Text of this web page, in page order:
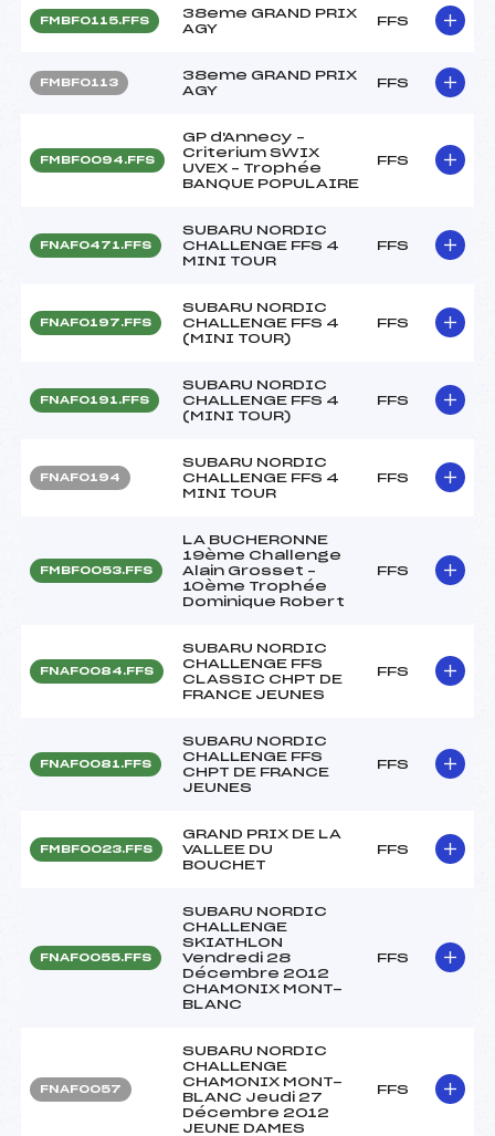
FMBF0115.FFS
38eme GRAND PRIX
AGY
FFS
FMBF0113
38eme GRAND PRIX
AGY
FFS
FMBF0094.FFS
GP d'Annecy –
Criterium SWIX
UVEX – Trophée
BANQUE POPULAIRE
FFS
FNAF0471.FFS
SUBARU NORDIC
CHALLENGE FFS 4
MINI TOUR
FFS
FNAF0197.FFS
SUBARU NORDIC
CHALLENGE FFS 4
(MINI TOUR)
FFS
FNAF0191.FFS
SUBARU NORDIC
CHALLENGE FFS 4
(MINI TOUR)
FFS
FNAF0194
SUBARU NORDIC
CHALLENGE FFS 4
MINI TOUR
FFS
FMBF0053.FFS
LA BUCHERONNE
19ème Challenge
Alain Grosset –
10ème Trophée
Dominique Robert
FFS
FNAF0084.FFS
SUBARU NORDIC
CHALLENGE FFS
CLASSIC CHPT DE
FRANCE JEUNES
FFS
FNAF0081.FFS
SUBARU NORDIC
CHALLENGE FFS
CHPT DE FRANCE
JEUNES
FFS
FMBF0023.FFS
GRAND PRIX DE LA
VALLEE DU
BOUCHET
FFS
FNAF0055.FFS
SUBARU NORDIC
CHALLENGE
SKIATHLON
Vendredi 28
Décembre 2012
CHAMONIX MONT-
BLANC
FFS
FNAF0057
SUBARU NORDIC
CHALLENGE
CHAMONIX MONT-
BLANC Jeudi 27
Décembre 2012
JEUNE DAMES
FFS